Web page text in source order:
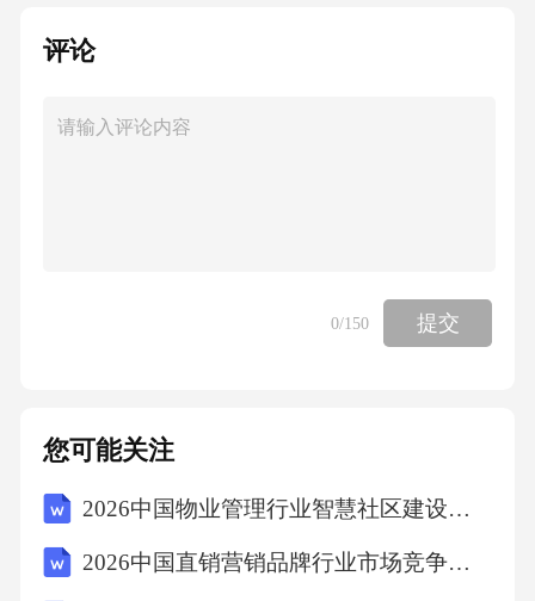
评论
0/150 提交
您可能关注
2026中国物业管理行业智慧社区建设发展评估规划报告
2026中国直销营销品牌行业市场竞争分析及营销模式与消费者信任建立探讨报告